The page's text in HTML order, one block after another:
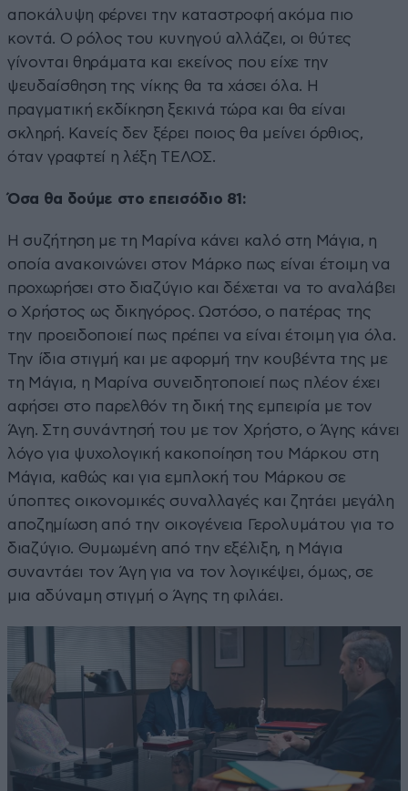
αποκάλυψη φέρνει την καταστροφή ακόμα πιο
κοντά. Ο ρόλος του κυνηγού αλλάζει, οι θύτες
γίνονται θηράματα και εκείνος που είχε την
ψευδαίσθηση της νίκης θα τα χάσει όλα. Η
πραγματική εκδίκηση ξεκινά τώρα και θα είναι
σκληρή. Κανείς δεν ξέρει ποιος θα μείνει όρθιος,
όταν γραφτεί η λέξη ΤΕΛΟΣ.
Όσα θα δούμε στο επεισόδιο 81:
Η συζήτηση με τη Μαρίνα κάνει καλό στη Μάγια, η
οποία ανακοινώνει στον Μάρκο πως είναι έτοιμη να
προχωρήσει στο διαζύγιο και δέχεται να το αναλάβει
ο Χρήστος ως δικηγόρος. Ωστόσο, ο πατέρας της
την προειδοποιεί πως πρέπει να είναι έτοιμη για όλα.
Την ίδια στιγμή και με αφορμή την κουβέντα της με
τη Μάγια, η Μαρίνα συνειδητοποιεί πως πλέον έχει
αφήσει στο παρελθόν τη δική της εμπειρία με τον
Άγη. Στη συνάντησή του με τον Χρήστο, ο Άγης κάνει
λόγο για ψυχολογική κακοποίηση του Μάρκου στη
Μάγια, καθώς και για εμπλοκή του Μάρκου σε
ύποπτες οικονομικές συναλλαγές και ζητάει μεγάλη
αποζημίωση από την οικογένεια Γερολυμάτου για το
διαζύγιο. Θυμωμένη από την εξέλιξη, η Μάγια
συναντάει τον Άγη για να τον λογικέψει, όμως, σε
μια αδύναμη στιγμή ο Άγης τη φιλάει.